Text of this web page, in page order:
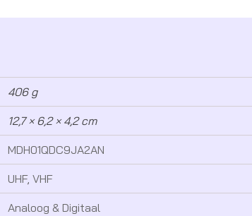
406 g
12,7 × 6,2 × 4,2 cm
MDH01QDC9JA2AN
UHF, VHF
Analoog & Digitaal